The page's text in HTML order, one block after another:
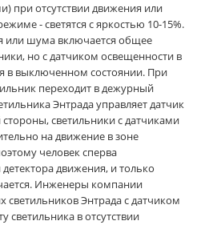
при отсутствии движения или
- светятся с яркостью 10-15%.
или шума включается общее
но с датчиком освещенности в
в выключенном состоянии. При
переходит вдежурный
Энтрада управляет датчик
светильники с датчиками
на движение в зоне
человек сперва
детектора движения, и только
Инженеры компании
светильников Энтрада с датчиком
светильника в отсутствии